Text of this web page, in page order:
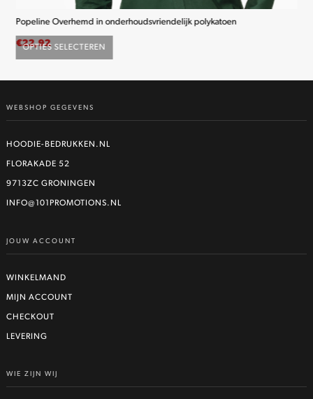
OPTIES SELECTEREN
product
meerdere
Deze
optie
gekozen
worden
Popeline Overhemd in onderhoudsvriendelijk polykatoen
€22,92
WEBSHOP GEGEVENS
HOODIE-BEDRUKKEN.NL
FLORAKADE 52
9713ZC GRONINGEN
INFO@101PROMOTIONS.NL
JOUW ACCOUNT
WINKELMAND
MIJN ACCOUNT
CHECKOUT
LEVERING
WIE ZIJN WIJ